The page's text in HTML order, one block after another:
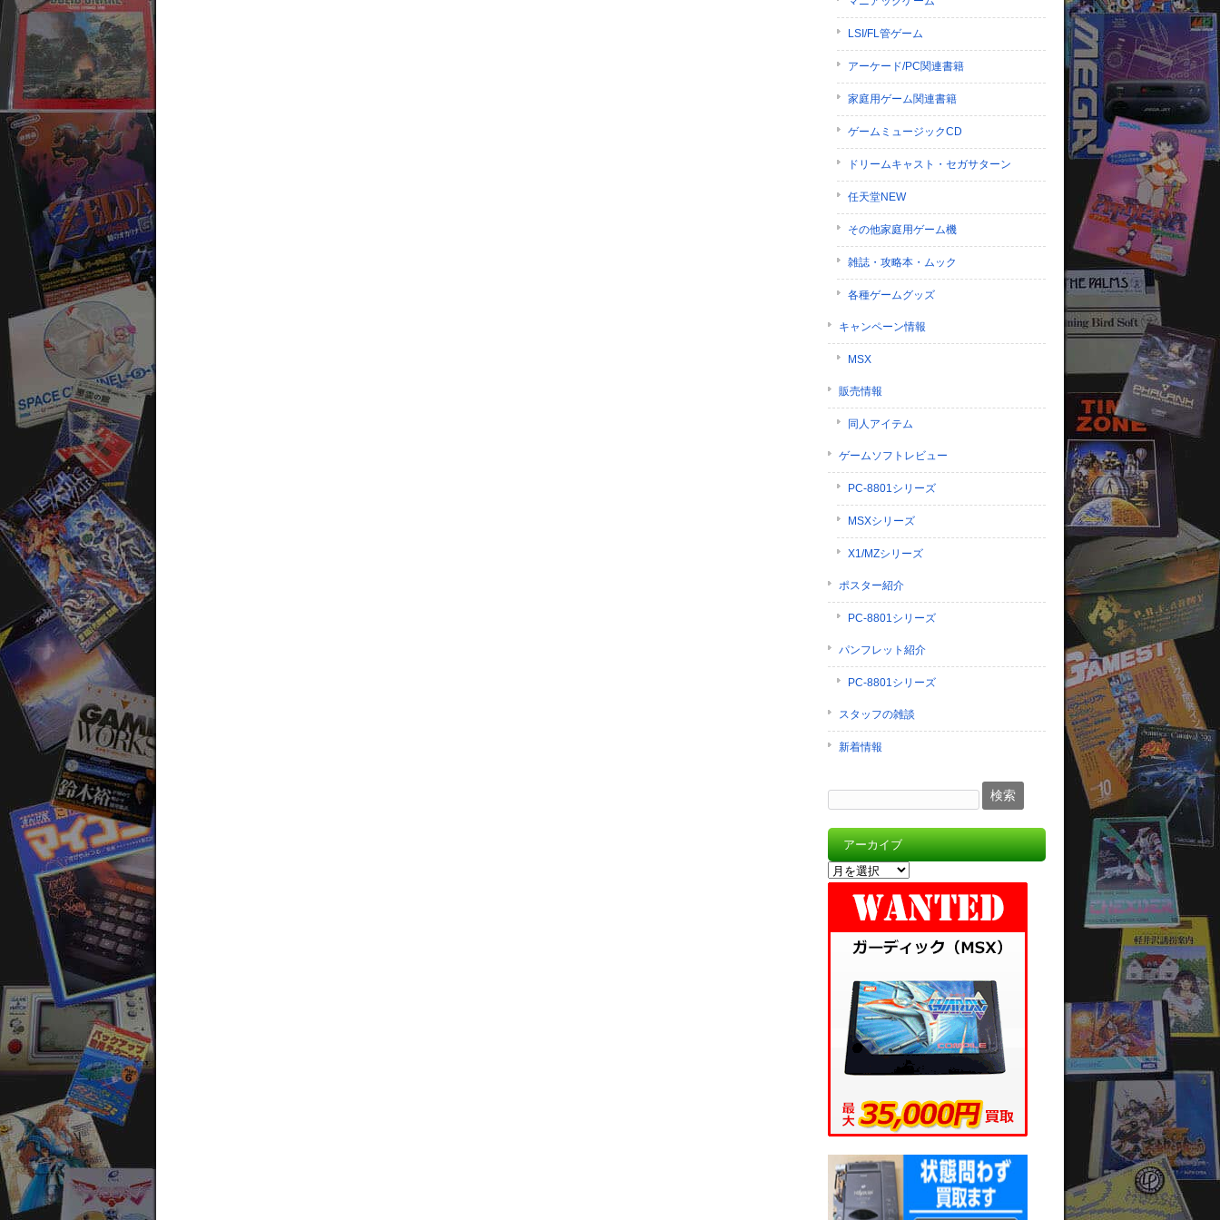
LSI/FL管ゲーム
アーケード/PC関連書籍
家庭用ゲーム関連書籍
ゲームミュージックCD
ドリームキャスト・セガサターン
任天堂NEW
その他家庭用ゲーム機
雑誌・攻略本・ムック
各種ゲームグッズ
キャンペーン情報
MSX
販売情報
同人アイテム
ゲームソフトレビュー
PC-8801シリーズ
MSXシリーズ
X1/MZシリーズ
ポスター紹介
PC-8801シリーズ
パンフレット紹介
PC-8801シリーズ
スタッフの雑談
新着情報
アーカイブ